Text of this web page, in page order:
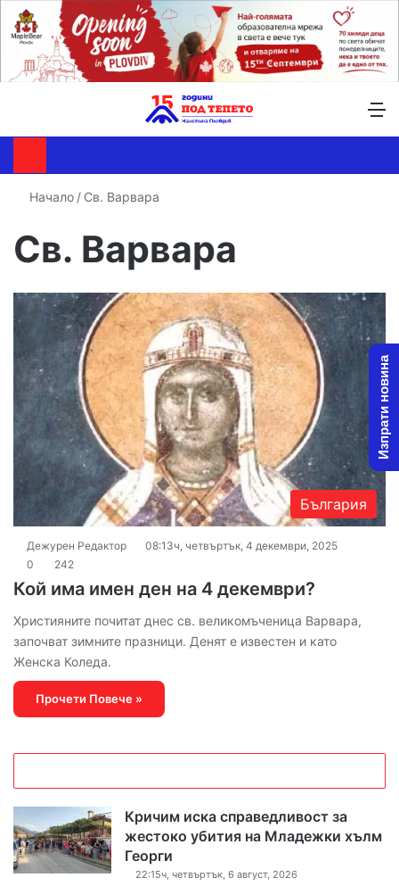
Начало / Св. Варвара
Св. Варвара
България
Дежурен Редактор
08:13ч, четвъртък, 4 декември, 2025
0
242
Кой има имен ден на 4 декември?
Християните почитат днес св. великомъченица Варвара,
започват зимните празници. Денят е известен и като
Женска Коледа.
Прочети Повече »
Кричим иска справедливост за
жестоко убития на Младежки хълм
Георги
22:15ч, четвъртък, 6 август, 2026
Изпрати новина